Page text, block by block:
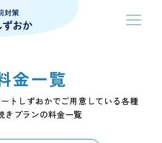
金一覧
トしずおかでご用意している各種
きプランの料金一覧